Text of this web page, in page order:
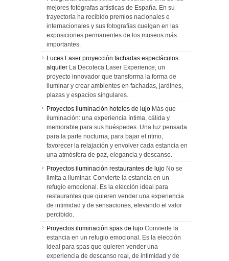
mejores fotógrafas artísticas de España. En su
trayectoria ha recibido premios nacionales e
internacionales y sus fotografías cuelgan en las
exposiciones permanentes de los museos más
importantes.
Luces Laser proyección fachadas espectáculos
alquiler La Decoteca Laser Experience, un
proyecto innovador que transforma la forma de
iluminar y crear ambientes en fachadas, jardines,
plazas y espacios singulares.
Proyectos iluminación hoteles de lujo Más que
iluminación: una experiencia íntima, cálida y
memorable para sus huéspedes. Una luz pensada
para la parte nocturna, para bajar el ritmo,
favorecer la relajación y envolver cada estancia en
una atmósfera de paz, elegancia y descanso.
Proyectos iluminación restaurantes de lujo No se
limita a iluminar. Convierte la estancia en un
refugio emocional. Es la elección ideal para
restaurantes que quieren vender una experiencia
de intimidad y de sensaciones, elevando el valor
percibido.
Proyectos iluminación spas de lujo Convierte la
estancia en un refugio emocional. Es la elección
ideal para spas que quieren vender una
experiencia de descanso real, de intimidad y de